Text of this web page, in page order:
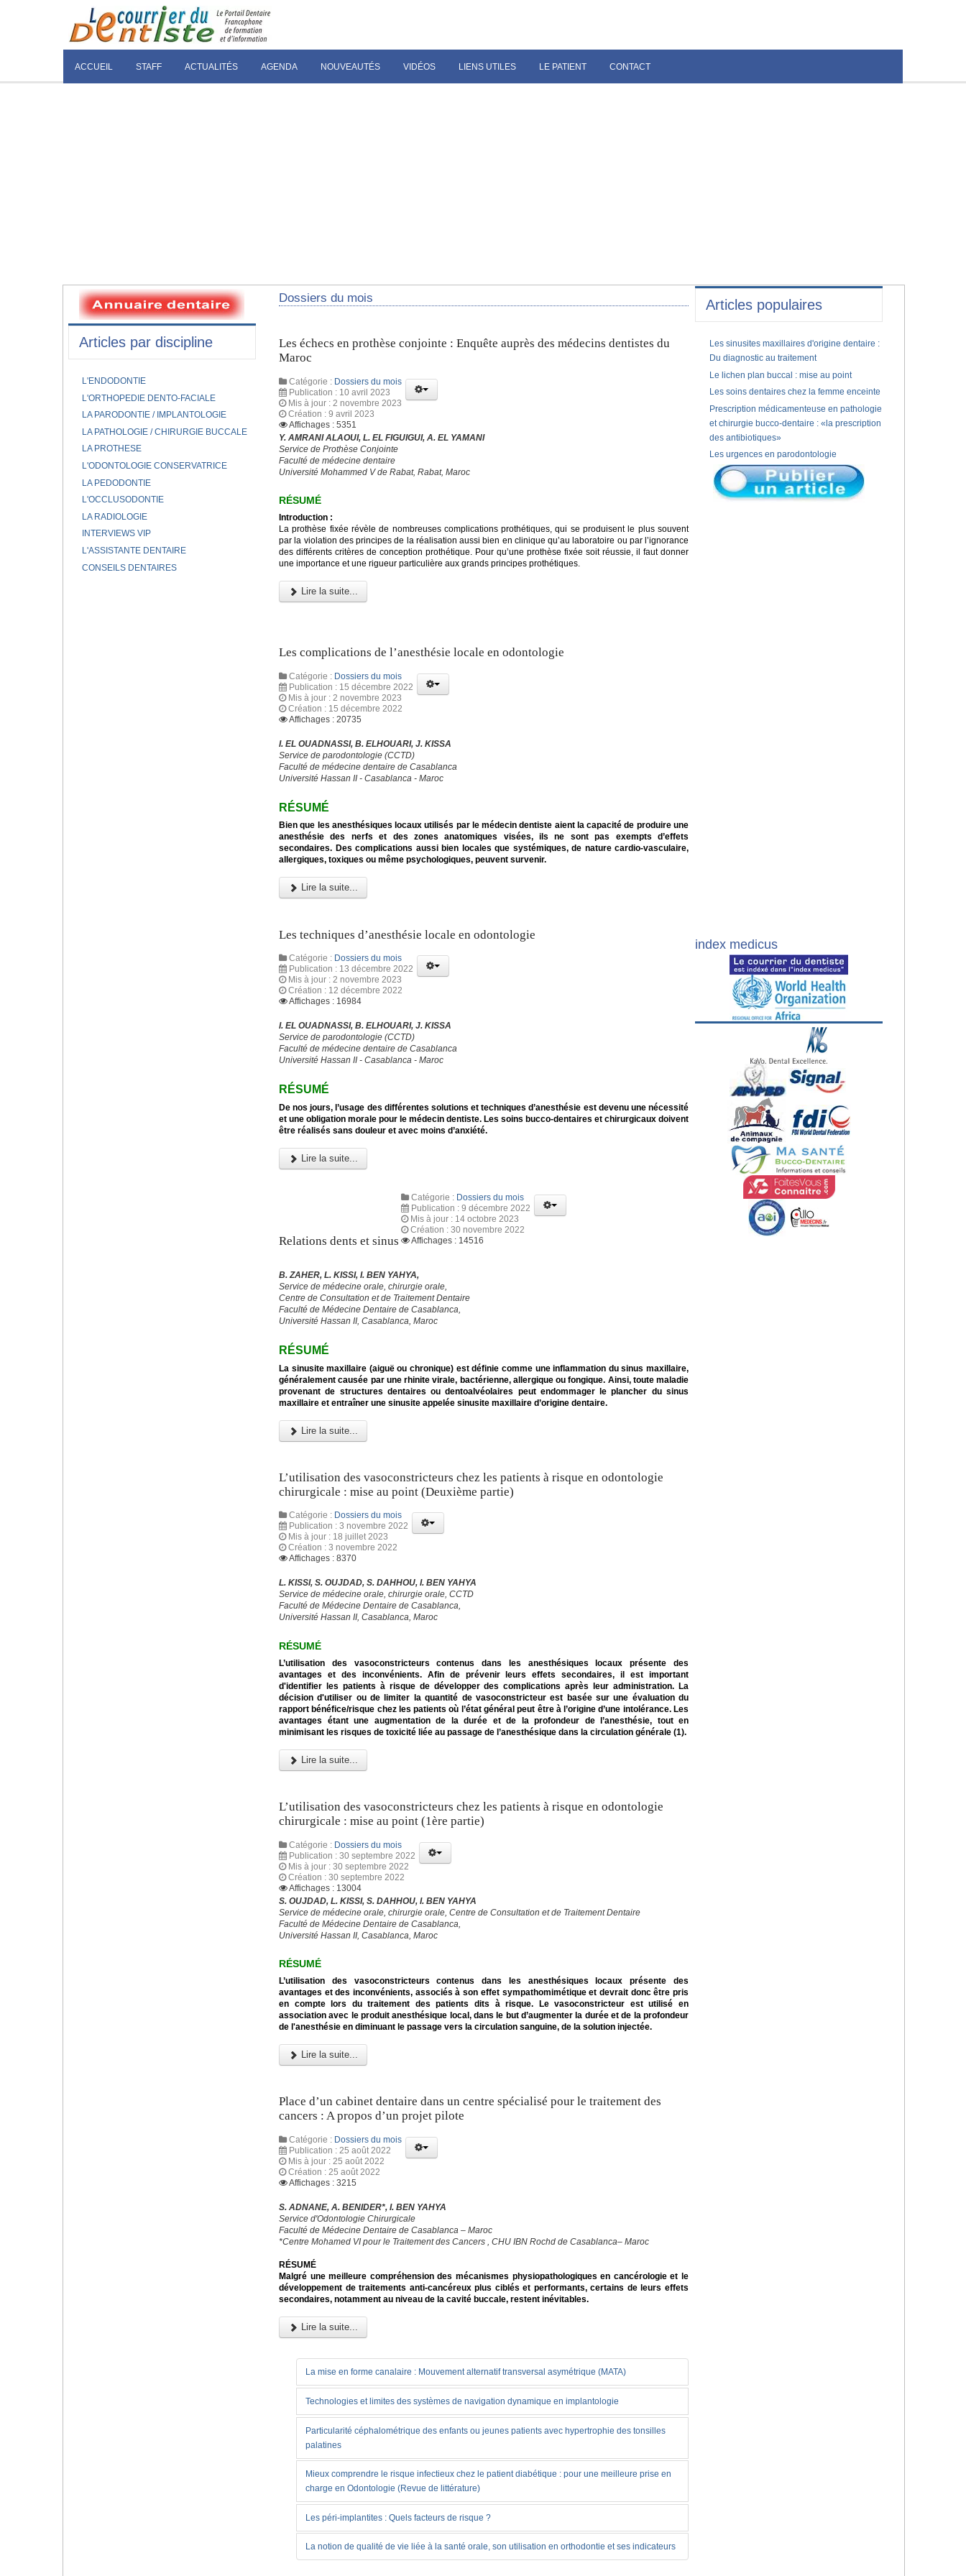
ACCUEIL STAFF ACTUALITÉS AGENDA NOUVEAUTÉS VIDÉOS LIENS UTILES LE PATIENT CONTACT
Dossiers du mois
Les échecs en prothèse conjointe : Enquête auprès des médecins dentistes du
Maroc
Catégorie : Dossiers du mois
Publication : 10 avril 2023
Mis à jour : 2 novembre 2023
Création : 9 avril 2023
Affichages : 5351
Y. AMRANI ALAOUI, L. EL FIGUIGUI, A. EL YAMANI
Service de Prothèse Conjointe
Faculté de médecine dentaire
Université Mohammed V de Rabat, Rabat, Maroc
RÉSUMÉ
Introduction :
La prothèse fixée révèle de nombreuses complications prothétiques, qui se produisent le plus souvent
par la violation des principes de la réalisation aussi bien en clinique qu’au laboratoire ou par l’ignorance
des différents critères de conception prothétique. Pour qu’une prothèse fixée soit réussie, il faut donner
une importance et une rigueur particulière aux grands principes prothétiques.
Lire la suite...
Les complications de l’anesthésie locale en odontologie
Catégorie : Dossiers du mois
Publication : 15 décembre 2022
Mis à jour : 2 novembre 2023
Création : 15 décembre 2022
Affichages : 20735
I. EL OUADNASSI, B. ELHOUARI, J. KISSA
Service de parodontologie (CCTD)
Faculté de médecine dentaire de Casablanca
Université Hassan II - Casablanca - Maroc
RÉSUMÉ
Bien que les anesthésiques locaux utilisés par le médecin dentiste aient la capacité de produire une
anesthésie des nerfs et des zones anatomiques visées, ils ne sont pas exempts d’effets
secondaires. Des complications aussi bien locales que systémiques, de nature cardio-vasculaire,
allergiques, toxiques ou même psychologiques, peuvent survenir.
Lire la suite...
Les techniques d’anesthésie locale en odontologie
Catégorie : Dossiers du mois
Publication : 13 décembre 2022
Mis à jour : 2 novembre 2023
Création : 12 décembre 2022
Affichages : 16984
I. EL OUADNASSI, B. ELHOUARI, J. KISSA
Service de parodontologie (CCTD)
Faculté de médecine dentaire de Casablanca
Université Hassan II - Casablanca - Maroc
RÉSUMÉ
De nos jours, l’usage des différentes solutions et techniques d’anesthésie est devenu une nécessité
et une obligation morale pour le médecin dentiste. Les soins bucco-dentaires et chirurgicaux doivent
être réalisés sans douleur et avec moins d’anxiété.
Lire la suite...
Relations dents et sinus
Catégorie : Dossiers du mois
Publication : 9 décembre 2022
Mis à jour : 14 octobre 2023
Création : 30 novembre 2022
Affichages : 14516
B. ZAHER, L. KISSI, I. BEN YAHYA,
Service de médecine orale, chirurgie orale,
Centre de Consultation et de Traitement Dentaire
Faculté de Médecine Dentaire de Casablanca,
Université Hassan II, Casablanca, Maroc
RÉSUMÉ
La sinusite maxillaire (aiguë ou chronique) est définie comme une inflammation du sinus maxillaire,
généralement causée par une rhinite virale, bactérienne, allergique ou fongique. Ainsi, toute maladie
provenant de structures dentaires ou dentoalvéolaires peut endommager le plancher du sinus
maxillaire et entraîner une sinusite appelée sinusite maxillaire d’origine dentaire.
Lire la suite...
L’utilisation des vasoconstricteurs chez les patients à risque en odontologie
chirurgicale : mise au point (Deuxième partie)
Catégorie : Dossiers du mois
Publication : 3 novembre 2022
Mis à jour : 18 juillet 2023
Création : 3 novembre 2022
Affichages : 8370
L. KISSI, S. OUJDAD, S. DAHHOU, I. BEN YAHYA
Service de médecine orale, chirurgie orale, CCTD
Faculté de Médecine Dentaire de Casablanca,
Université Hassan II, Casablanca, Maroc
RÉSUMÉ
L’utilisation des vasoconstricteurs contenus dans les anesthésiques locaux présente des
avantages et des inconvénients. Afin de prévenir leurs effets secondaires, il est important
d'identifier les patients à risque de développer des complications après leur administration. La
décision d'utiliser ou de limiter la quantité de vasoconstricteur est basée sur une évaluation du
rapport bénéfice/risque chez les patients où l’état général peut être à l’origine d’une intolérance. Les
avantages étant une augmentation de la durée et de la profondeur de l’anesthésie, tout en
minimisant les risques de toxicité liée au passage de l’anesthésique dans la circulation générale (1).
Lire la suite...
L’utilisation des vasoconstricteurs chez les patients à risque en odontologie
chirurgicale : mise au point (1ère partie)
Catégorie : Dossiers du mois
Publication : 30 septembre 2022
Mis à jour : 30 septembre 2022
Création : 30 septembre 2022
Affichages : 13004
S. OUJDAD, L. KISSI, S. DAHHOU, I. BEN YAHYA
Service de médecine orale, chirurgie orale, Centre de Consultation et de Traitement Dentaire
Faculté de Médecine Dentaire de Casablanca,
Université Hassan II, Casablanca, Maroc
RÉSUMÉ
L’utilisation des vasoconstricteurs contenus dans les anesthésiques locaux présente des
avantages et des inconvénients, associés à son effet sympathomimétique et devrait donc être pris
en compte lors du traitement des patients dits à risque. Le vasoconstricteur est utilisé en
association avec le produit anesthésique local, dans le but d’augmenter la durée et de la profondeur
de l'anesthésie en diminuant le passage vers la circulation sanguine, de la solution injectée.
Lire la suite...
Place d’un cabinet dentaire dans un centre spécialisé pour le traitement des
cancers : A propos d’un projet pilote
Catégorie : Dossiers du mois
Publication : 25 août 2022
Mis à jour : 25 août 2022
Création : 25 août 2022
Affichages : 3215
S. ADNANE, A. BENIDER*, I. BEN YAHYA
Service d'Odontologie Chirurgicale
Faculté de Médecine Dentaire de Casablanca – Maroc
*Centre Mohamed VI pour le Traitement des Cancers , CHU IBN Rochd de Casablanca– Maroc
RÉSUMÉ
Malgré une meilleure compréhension des mécanismes physiopathologiques en cancérologie et le
développement de traitements anti-cancéreux plus ciblés et performants, certains de leurs effets
secondaires, notamment au niveau de la cavité buccale, restent inévitables.
Lire la suite...
La mise en forme canalaire : Mouvement alternatif transversal asymétrique (MATA)
Technologies et limites des systèmes de navigation dynamique en implantologie
Particularité céphalométrique des enfants ou jeunes patients avec hypertrophie des tonsilles
palatines
Mieux comprendre le risque infectieux chez le patient diabétique : pour une meilleure prise en
charge en Odontologie (Revue de littérature)
Les péri-implantites : Quels facteurs de risque ?
La notion de qualité de vie liée à la santé orale, son utilisation en orthodontie et ses indicateurs
Articles par discipline
L'ENDODONTIE
L'ORTHOPEDIE DENTO-FACIALE
LA PARODONTIE / IMPLANTOLOGIE
LA PATHOLOGIE / CHIRURGIE BUCCALE
LA PROTHESE
L'ODONTOLOGIE CONSERVATRICE
LA PEDODONTIE
L'OCCLUSODONTIE
LA RADIOLOGIE
INTERVIEWS VIP
L'ASSISTANTE DENTAIRE
CONSEILS DENTAIRES
Articles populaires
Les sinusites maxillaires d'origine dentaire :
Du diagnostic au traitement
Le lichen plan buccal : mise au point
Les soins dentaires chez la femme enceinte
Prescription médicamenteuse en pathologie
et chirurgie bucco-dentaire : «la prescription
des antibiotiques»
Les urgences en parodontologie
index medicus